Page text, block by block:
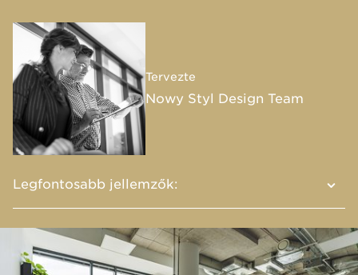
Tervezte
Nowy Styl Design Team
Legfontosabb jellemzők:
A mobilitás és az egyszerű forma a Dotto
puffok megkülönböztető jele